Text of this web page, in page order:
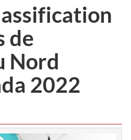
de
Nord
2022